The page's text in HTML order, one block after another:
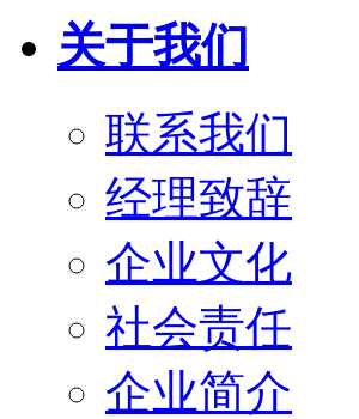
关于我们
联系我们
经理致辞
企业文化
社会责任
企业简介